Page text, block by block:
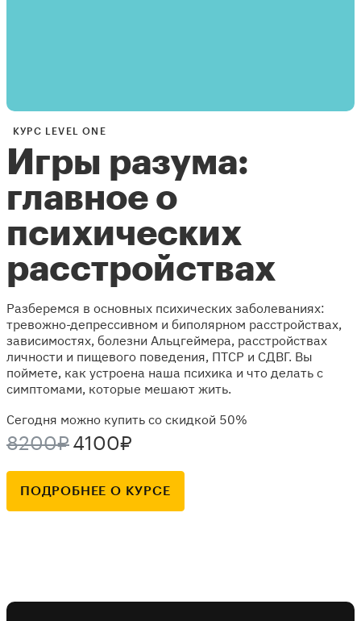
КУРС LEVEL ONE
Игры разума:
главное о
психических
расстройствах
Разберемся в основных психических заболеваниях:
тревожно-депрессивном и биполярном расстройствах,
зависимостях, болезни Альцгеймера, расстройствах
личности и пищевого поведения, ПТСР и СДВГ. Вы
поймете, как устроена наша психика и что делать с
симптомами, которые мешают жить.
Сегодня можно купить со скидкой 50%
8200₽ 4100₽
ПОДРОБНЕЕ О КУРСЕ